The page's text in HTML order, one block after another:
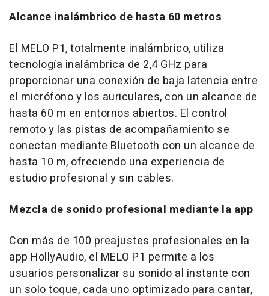
Alcance inalámbrico de hasta 60 metros
El MELO P1, totalmente inalámbrico, utiliza
tecnología inalámbrica de 2,4 GHz para
proporcionar una conexión de baja latencia entre
el micrófono y los auriculares, con un alcance de
hasta 60 m en entornos abiertos. El control
remoto y las pistas de acompañamiento se
conectan mediante Bluetooth con un alcance de
hasta 10 m, ofreciendo una experiencia de
estudio profesional y sin cables.
Mezcla de sonido profesional mediante la app
Con más de 100 preajustes profesionales en la
app HollyAudio, el MELO P1 permite a los
usuarios personalizar su sonido al instante con
un solo toque, cada uno optimizado para cantar,